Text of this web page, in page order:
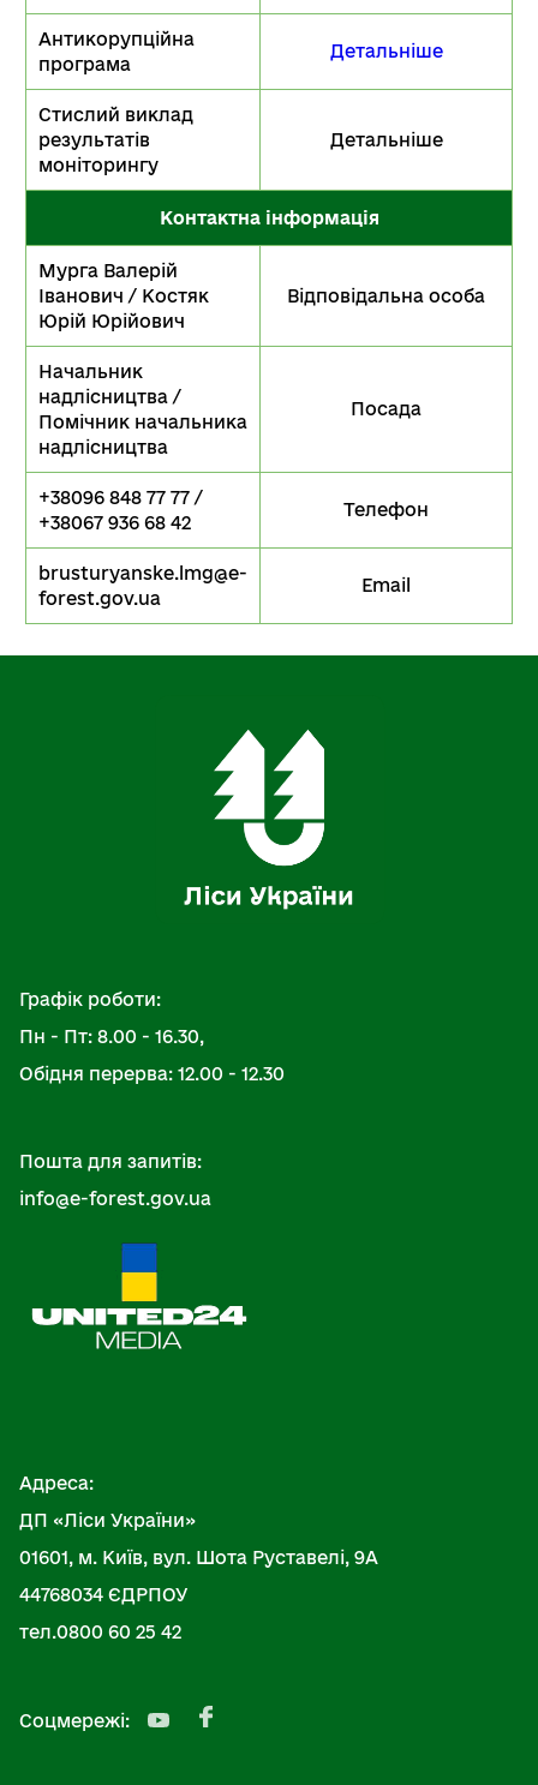
Антикорупційна
програма
Детальніше
Стислий виклад
результатів
моніторингу
Детальніше
Контактна інформація
Мурга Валерій
Іванович / Костяк
Юрій Юрійович
Відповідальна особа
Начальник
надлісництва /
Помічник начальника
надлісництва
Посада
+38096 848 77 77 /
+38067 936 68 42
Телефон
brusturyanske.lmg@e-
forest.gov.ua
Email
Графік роботи:
Пн - Пт: 8.00 - 16.30,
Обідня перерва: 12.00 - 12.30
Пошта для запитів:
info@e-forest.gov.ua
Адреса:
ДП «Ліси України»
01601, м. Київ, вул. Шота Руставелі, 9А
44768034 ЄДРПОУ
тел.0800 60 25 42
Соцмережі: